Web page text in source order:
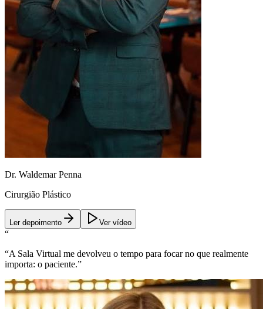
Dr. Waldemar Penna
Cirurgião Plástico
Ler depoimento Ver vídeo
“
“A Sala Virtual me devolveu o tempo para focar no que realmente
importa: o paciente.”